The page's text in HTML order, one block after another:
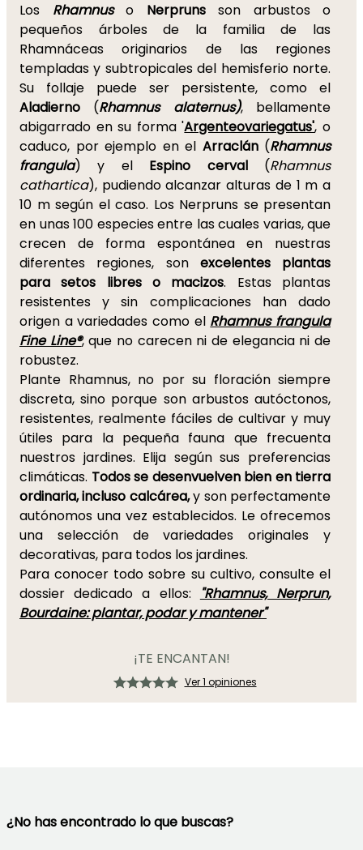
Los Rhamnuso Nerprunsson arbustos o
pequeños árboles de la familia de las
Rhamnáceas originarios de las regiones
templadas y subtropicales del hemisferio norte.
Su follaje puede ser persistente, como el
Aladierno (Rhamnus alaternus), bellamente
abigarrado en su forma 'Argenteovariegatus', o
caduco, por ejemplo en el Arraclán(Rhamnus
frangula) y el Espino cerval(Rhamnus
cathartica), pudiendo alcanzar alturas de 1 m a
10 m según el caso. Los Nerpruns se presentan
en unas 100 especies entre las cuales varias, que
crecen de forma espontánea en nuestras
diferentes regiones, son excelentes plantas
para setos libres o macizos. Estas plantas
resistentes y sin complicaciones han dado
origen a variedades como el Rhamnus frangula
Fine Line®, que no carecen ni de elegancia ni de
robustez.
Plante Rhamnus, no por su floración siempre
discreta, sino porque son arbustos autóctonos,
resistentes, realmente fáciles de cultivar y muy
útiles para la pequeña fauna que frecuenta
nuestros jardines. Elija según sus preferencias
climáticas. Todos se desenvuelven bien en tierra
ordinaria, incluso calcárea,y son perfectamente
autónomos una vez establecidos. Le ofrecemos
una selección de variedades originales y
decorativas, para todos los jardines.
Para conocer todo sobre su cultivo, consulte el
dossier dedicado a ellos:
"Rhamnus, Nerprun,
Bourdaine: plantar, podar y mantener"
¡TE ENCANTAN!
Ver 1 opiniones
¿No has encontrado lo que buscas?